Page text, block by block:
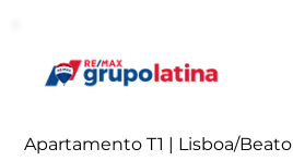
Apartamento T1 | Lisboa/Beato